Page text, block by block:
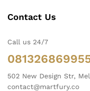
Contact Us
Call us 24/7
502 New Design Str,
contact@martfury.co